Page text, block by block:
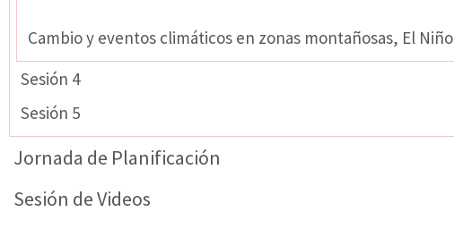
Cambio y eventos climáticos en zonas montañosas, El Niño
Sesión 4
Sesión 5
Jornada de Planificación
Sesión de Videos